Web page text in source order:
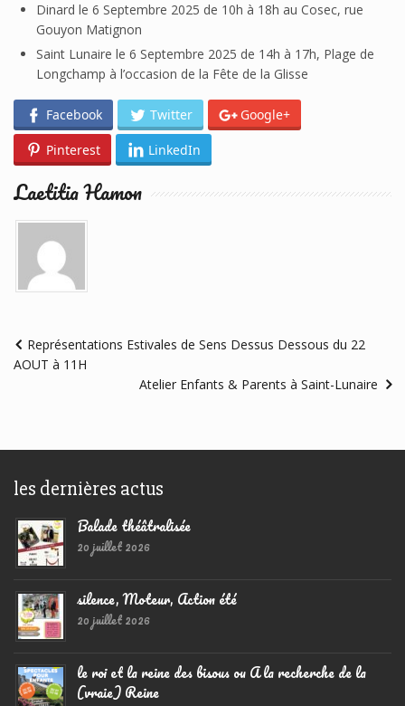
Dinard le 6 Septembre 2025 de 10h à 18h au Cosec, rue
Gouyon Matignon
Saint Lunaire le 6 Septembre 2025 de 14h à 17h, Plage de
Longchamp à l’occasion de la Fête de la Glisse
Facebook Twitter Google+
Pinterest LinkedIn
Laetitia Hamon
Représentations Estivales de Sens Dessus Dessous du 22
AOUT à 11H
Atelier Enfants & Parents à Saint-Lunaire
les dernières actus
Balade théâtralisée
20 juillet 2026
silence, Moteur, Action été
20 juillet 2026
le roi et la reine des bisous ou A la recherche de la
(vraie) Reine